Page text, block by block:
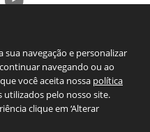
LAS EXPORTACIONES
navegação e personalizar
navegando ou ao
você aceita nossa política
utilizados pelo nosso site.
clique em ‘Alterar